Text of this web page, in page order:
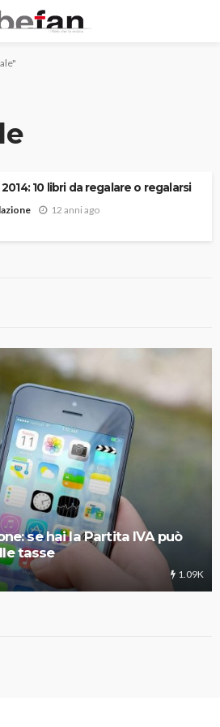
10 libri da regalare o regalarsi
12 anni ago
se hai la Partita IVA può
tasse
1.09K